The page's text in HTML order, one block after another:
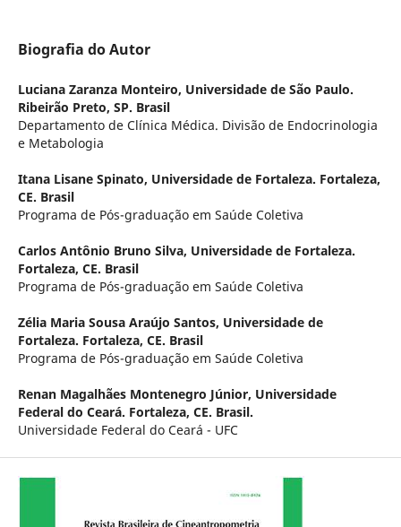
Biografia do Autor
Luciana Zaranza Monteiro, Universidade de São Paulo.
Ribeirão Preto, SP. Brasil
Departamento de Clínica Médica. Divisão de Endocrinologia
e Metabologia
Itana Lisane Spinato, Universidade de Fortaleza. Fortaleza,
CE. Brasil
Programa de Pós-graduação em Saúde Coletiva
Carlos Antônio Bruno Silva, Universidade de Fortaleza.
Fortaleza, CE. Brasil
Programa de Pós-graduação em Saúde Coletiva
Zélia Maria Sousa Araújo Santos, Universidade de
Fortaleza. Fortaleza, CE. Brasil
Programa de Pós-graduação em Saúde Coletiva
Renan Magalhães Montenegro Júnior, Universidade
Federal do Ceará. Fortaleza, CE. Brasil.
Universidade Federal do Ceará - UFC